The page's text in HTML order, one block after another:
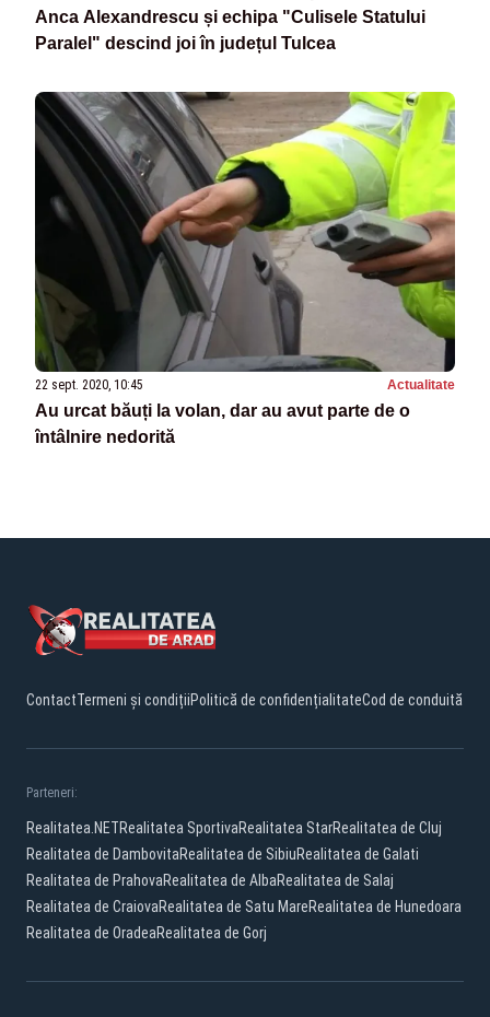
Anca Alexandrescu și echipa "Culisele Statului
Paralel" descind joi în județul Tulcea
22 sept. 2020, 10:45 Actualitate
Au urcat băuți la volan, dar au avut parte de o
întâlnire nedorită
ContactTermeni și condițiiPolitică de confidențialitateCod de conduită
Parteneri:
Realitatea.NETRealitatea SportivaRealitatea StarRealitatea de Cluj
Realitatea de DambovitaRealitatea de SibiuRealitatea de Galati
Realitatea de PrahovaRealitatea de AlbaRealitatea de Salaj
Realitatea de CraiovaRealitatea de Satu MareRealitatea de Hunedoara
Realitatea de OradeaRealitatea de Gorj